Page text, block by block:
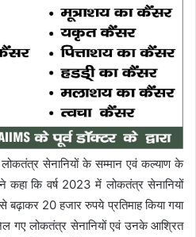
सेनानियों के सम्मान एवं कल्याण के
कहा कि वर्ष 2023 में लोकतंत्र सेनानियों
बढ़ाकर 20 हजार रुपये प्रतिमाह किया गया
गए लोकतंत्र सेनानियों एवं उनके आश्रित